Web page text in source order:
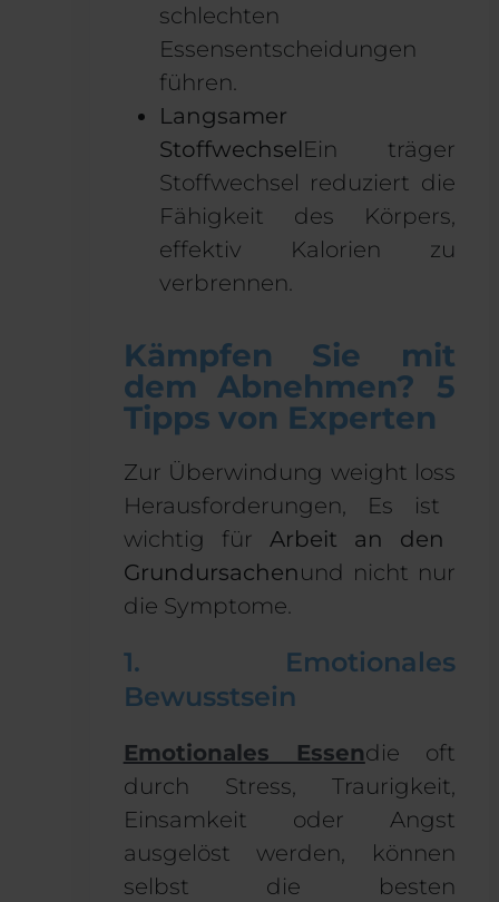
schlechten
Essensentscheidungen
führen.
Langsamer
StoffwechselEin träger
Stoffwechsel reduziert die
Fähigkeit des Körpers,
effektiv Kalorien zu
verbrennen.
Kämpfen Sie mit
dem Abnehmen? 5
Tipps von Experten
Zur Überwindung weight loss
Herausforderungen, Es ist
wichtig für Arbeit an den
Grundursachenund nicht nur
die Symptome.
1. Emotionales
Bewusstsein
Emotionales Essendie oft
durch Stress, Traurigkeit,
Einsamkeit oder Angst
ausgelöst werden, können
selbst die besten